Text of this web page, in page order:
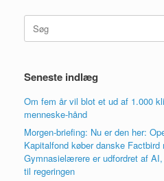
Søg
efter:
Seneste indlæg
Om fem år vil blot et ud af 1.000
menneske-hånd
Morgen-briefing: Nu er den her:
Kapitalfond køber danske
Gymnasielærere er udfordret af
til regeringen